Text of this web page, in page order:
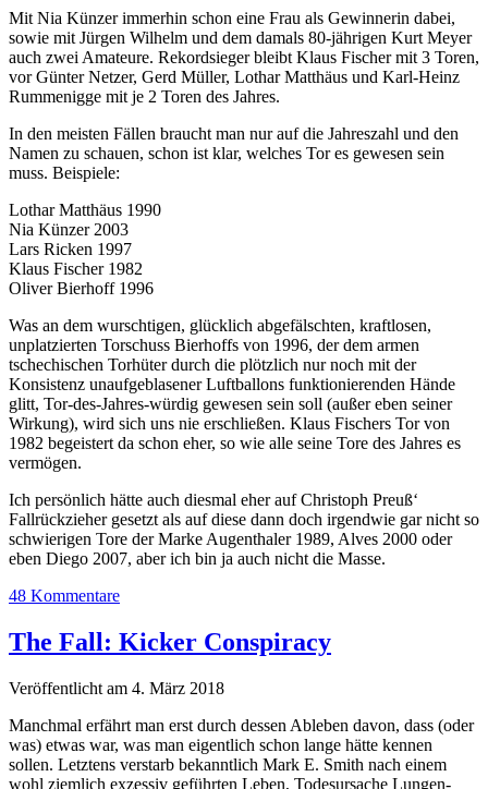
Mit Nia Künzer immerhin schon eine Frau als Gewinnerin dabei,
sowie mit Jürgen Wilhelm und dem damals 80-jährigen Kurt Meyer
auch zwei Amateure. Rekordsieger bleibt Klaus Fischer mit 3 Toren,
vor Günter Netzer, Gerd Müller, Lothar Matthäus und Karl-Heinz
Rummenigge mit je 2 Toren des Jahres.
In den meisten Fällen braucht man nur auf die Jahreszahl und den
Namen zu schauen, schon ist klar, welches Tor es gewesen sein
muss. Beispiele:
Lothar Matthäus 1990
Nia Künzer 2003
Lars Ricken 1997
Klaus Fischer 1982
Oliver Bierhoff 1996
Was an dem wurschtigen, glücklich abgefälschten, kraftlosen,
unplatzierten Torschuss Bierhoffs von 1996, der dem armen
tschechischen Torhüter durch die plötzlich nur noch mit der
Konsistenz unaufgeblasener Luftballons funktionierenden Hände
glitt, Tor-des-Jahres-würdig gewesen sein soll (außer eben seiner
Wirkung), wird sich uns nie erschließen. Klaus Fischers Tor von
1982 begeistert da schon eher, so wie alle seine Tore des Jahres es
vermögen.
Ich persönlich hätte auch diesmal eher auf Christoph Preuß‘
Fallrückzieher gesetzt als auf diese dann doch irgendwie gar nicht so
schwierigen Tore der Marke Augenthaler 1989, Alves 2000 oder
eben Diego 2007, aber ich bin ja auch nicht die Masse.
48 Kommentare
The Fall: Kicker Conspiracy
Veröffentlicht am 4. März 2018
Manchmal erfährt man erst durch dessen Ableben davon, dass (oder
was) etwas war, was man eigentlich schon lange hätte kennen
sollen. Letztens verstarb bekanntlich Mark E. Smith nach einem
wohl ziemlich exzessiv geführten Leben, Todesursache Lungen-